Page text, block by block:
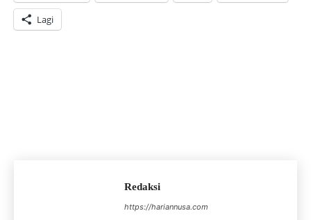
Lagi
Redaksi
https://hariannusa.com